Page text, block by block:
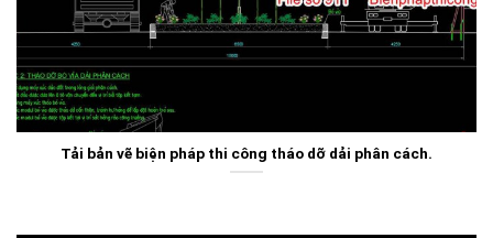
Tải bản vẽ biện pháp thi công tháo dỡ dải phân cách.